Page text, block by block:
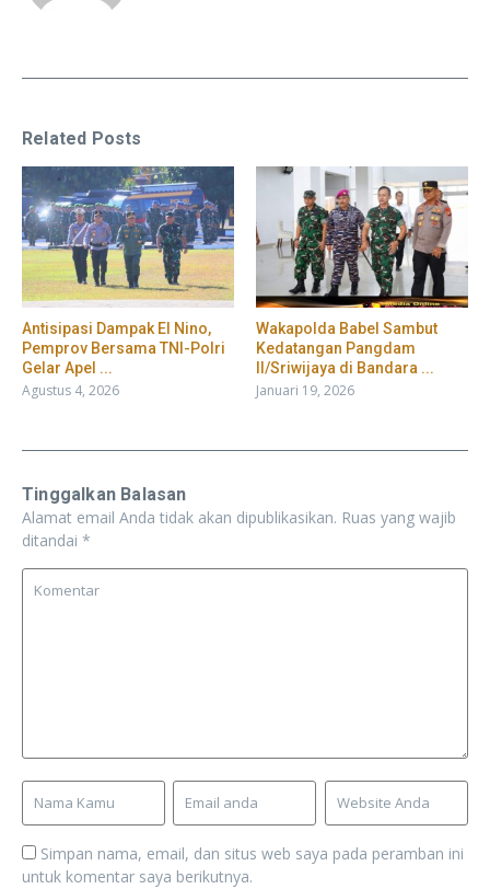
Related Posts
​Antisipasi Dampak El Nino,
Pemprov Bersama TNI-Polri
Gelar Apel ...
Agustus 4, 2026
Wakapolda Babel Sambut
Kedatangan Pangdam
II/Sriwijaya di Bandara ...
Januari 19, 2026
Tinggalkan Balasan
Alamat email Anda tidak akan dipublikasikan. Ruas yang wajib
ditandai *
Simpan nama, email, dan situs web saya pada peramban ini
untuk komentar saya berikutnya.